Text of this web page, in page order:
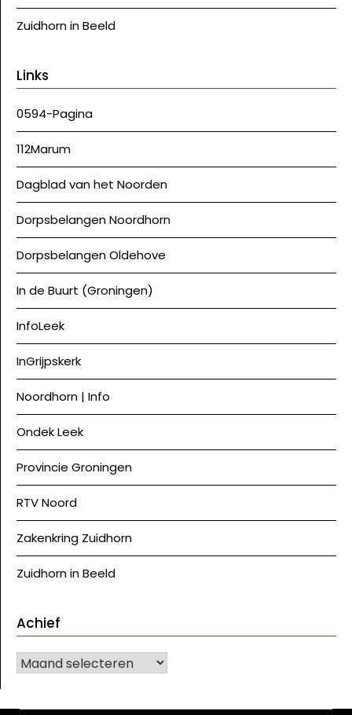
Zuidhorn in Beeld
Links
0594-Pagina
112Marum
Dagblad van het Noorden
Dorpsbelangen Noordhorn
Dorpsbelangen Oldehove
In de Buurt (Groningen)
InfoLeek
InGrijpskerk
Noordhorn | Info
Ondek Leek
Provincie Groningen
RTV Noord
Zakenkring Zuidhorn
Zuidhorn in Beeld
Achief
Achief